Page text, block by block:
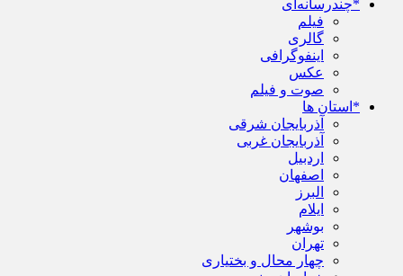
*چندرسانه‌ای
فیلم
گالری
اینفوگرافی
عکس
صوت و فیلم
*استان ها
آذربایجان شرقی
آذربایجان غربی
اردبیل
اصفهان
البرز
ایلام
بوشهر
تهران
چهار محال و بختیاری